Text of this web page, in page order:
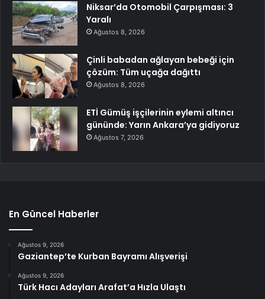
Niksar’da Otomobil Çarpışması: 3
Yaralı
Ağustos 8, 2026
Çinli babadan ağlayan bebeği için
çözüm: Tüm uçağa dağıttı
Ağustos 8, 2026
ETİ Gümüş işçilerinin eylemi altıncı
gününde: Yarın Ankara’ya gidiyoruz
Ağustos 7, 2026
En Güncel Haberler
Ağustos 9, 2026
Gaziantep’te Kurban Bayramı Alışverişi
Ağustos 9, 2026
Türk Hacı Adayları Arafat’a Hızla Ulaştı